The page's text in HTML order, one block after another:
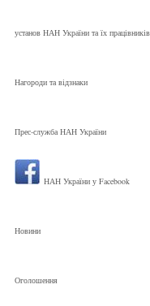
установ НАН України та їх працівників
Нагороди та відзнаки
Прес-служба НАН України
НАН України у Facebook
Новини
Оголошення